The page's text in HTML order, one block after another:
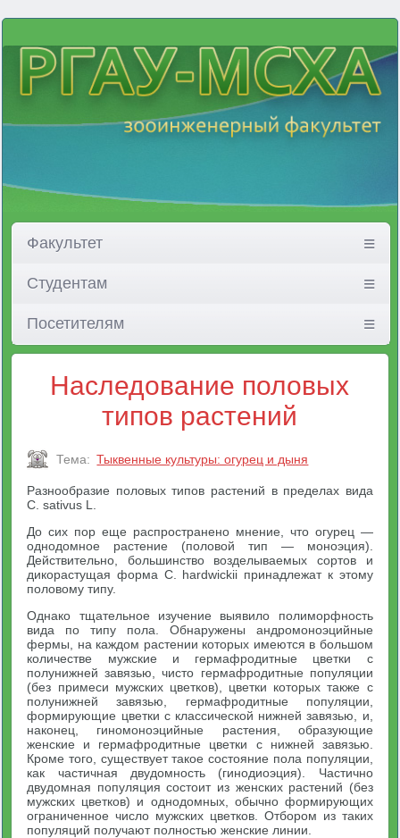
Факультет
Студентам
Посетителям
Наследование половых
типов растений
Тема: Тыквенные культуры: огурец и дыня
Разнообразие половых типов растений в пределах вида
С. sativus L.
До сих пор еще распространено мнение, что огурец —
однодомное растение (половой тип — моноэция).
Действительно, большинство возделываемых сортов и
дикорастущая форма С. hardwickii принадлежат к этому
половому типу.
Однако тщательное изучение выявило полиморфность
вида по типу пола. Обнаружены андромоноэцийные
фермы, на каждом растении которых имеются в большом
количестве мужские и гермафродитные цветки с
полунижней завязью, чисто гермафродитные популяции
(без примеси мужских цветков), цветки которых также с
полунижней завязью, гермафродитные популяции,
формирующие цветки с классической нижней завязью, и,
наконец, гиномоноэцийные растения, образующие
женские и гермафродитные цветки с нижней завязью.
Кроме того, существует такое состояние пола популяции,
как частичная двудомность (гинодиоэция). Частично
двудомная популяция состоит из женских растений (без
мужских цветков) и однодомных, обычно формирующих
ограниченное число мужских цветков. Отбором из таких
популяций получают полностью женские линии.